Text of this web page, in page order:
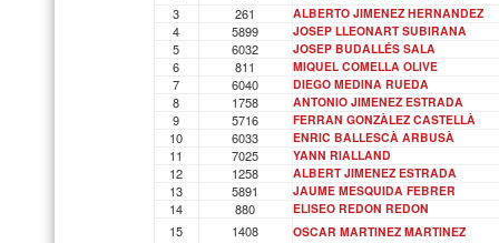
3 261 ALBERTO JIMENEZ HERNANDEZ
4 5899 JOSEP LLEONART SUBIRANA
5 6032 JOSEP BUDALLÉS SALA
6 811 MIQUEL COMELLA OLIVE
7 6040 DIEGO MEDINA RUEDA
8 1758 ANTONIO JIMENEZ ESTRADA
9 5716 FERRAN GONZÀLEZ CASTELLÀ
10 6033 ENRIC BALLESCÀ ARBUSÀ
11 7025 YANN RIALLAND
12 1258 ALBERT JIMENEZ ESTRADA
13 5891 JAUME MESQUIDA FEBRER
14 880 ELISEO REDON REDON
15 1408 OSCAR MARTINEZ MARTINEZ